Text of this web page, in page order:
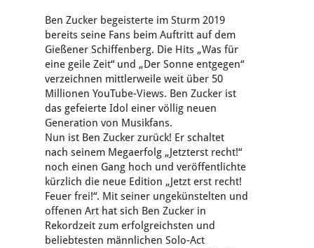
Ben Zucker begeisterte im Sturm 2019
bereits seine Fans beim Auftritt auf dem
Gießener Schiffenberg. Die Hits „Was für
eine geile Zeit“ und „Der Sonne entgegen“
verzeichnen mittlerweile weit über 50
Millionen YouTube-Views. Ben Zucker ist
das gefeierte Idol einer völlig neuen
Generation von Musikfans.
Nun ist Ben Zucker zurück! Er schaltet
nach seinem Megaerfolg „Jetzterst recht!“
noch einen Gang hoch und veröffentlichte
kürzlich die neue Edition „Jetzt erst recht!
Feuer frei!“. Mit seiner ungekünstelten und
offenen Art hat sich Ben Zucker in
Rekordzeit zum erfolgreichsten und
beliebtesten männlichen Solo-Act